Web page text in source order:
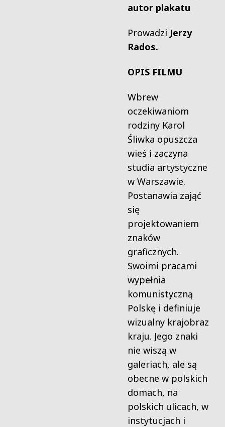
autor plakatu
Prowadzi Jerzy
Rados.
OPIS FILMU
Wbrew
oczekiwaniom
rodziny Karol
Śliwka opuszcza
wieś i zaczyna
studia artystyczne
w Warszawie.
Postanawia zająć
się
projektowaniem
znaków
graficznych.
Swoimi pracami
wypełnia
komunistyczną
Polskę i definiuje
wizualny krajobraz
kraju. Jego znaki
nie wiszą w
galeriach, ale są
obecne w polskich
domach, na
polskich ulicach, w
instytucjach i